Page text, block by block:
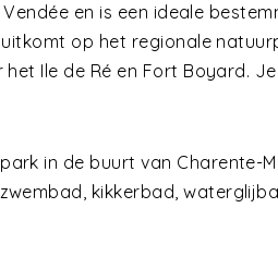
en is een ideale
op het regionale
Ile de Ré en Fort Boyard.
in de buurt van Charente-
kikkerbad,